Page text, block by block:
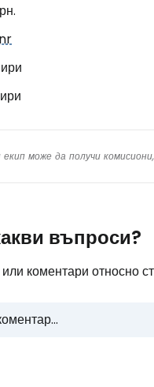
може да получи
въпроси?
коментари относно